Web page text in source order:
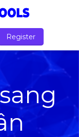
Register